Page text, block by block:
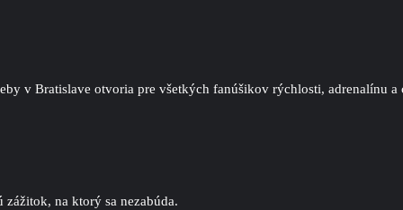
v Bratislave otvoria pre všetkých fanúšikov rýchlosti, adrenalínu
na ktorý sa nezabúda.